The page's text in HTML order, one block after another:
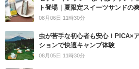
ト登場｜夏限定スイーツサンドの
08月06日 11時30分
虫が苦手な初心者も安心！PICA×
ションで快適キャンプ体験
08月05日 11時30分